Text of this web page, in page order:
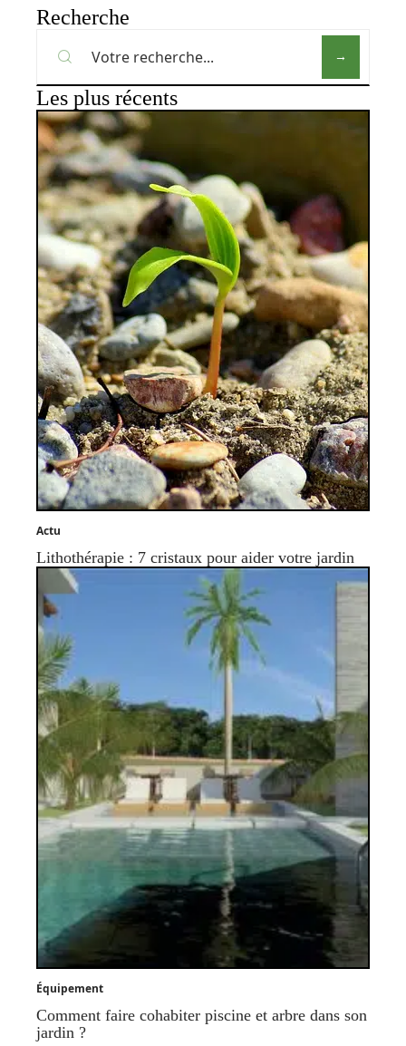
Recherche
Les plus récents
Actu
Lithothérapie : 7 cristaux pour aider votre jardin
Équipement
Comment faire cohabiter piscine et arbre dans son
jardin ?